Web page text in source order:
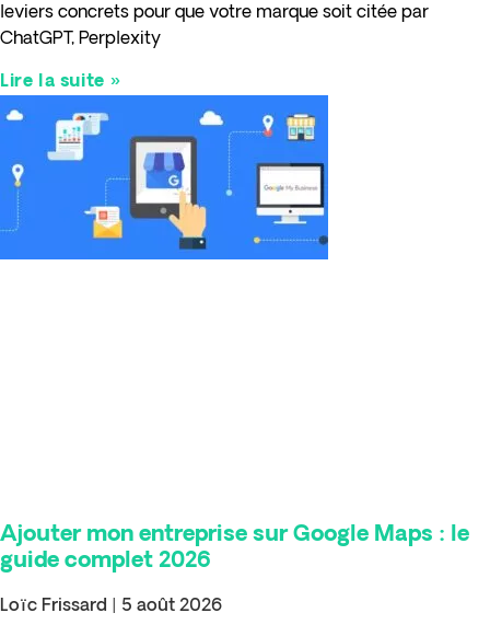
leviers concrets pour que votre marque soit citée par
ChatGPT, Perplexity
Lire la suite »
Ajouter mon entreprise sur Google Maps : le
guide complet 2026
Loïc Frissard 5 août 2026